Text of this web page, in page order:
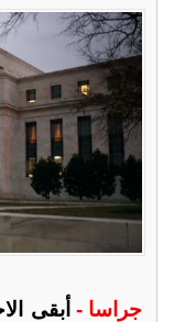
جراسا - أبقى